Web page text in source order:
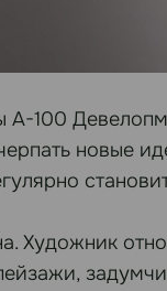
А-100
новые
Художник